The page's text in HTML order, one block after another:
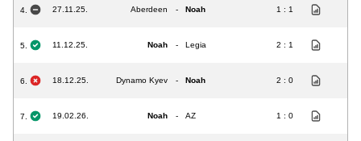
4. 27.11.25. Aberdeen - Noah 1 : 1
5. 11.12.25. Noah - Legia 2 : 1
6. 18.12.25. Dynamo Kyev - Noah 2 : 0
7. 19.02.26. Noah - AZ 1 : 0